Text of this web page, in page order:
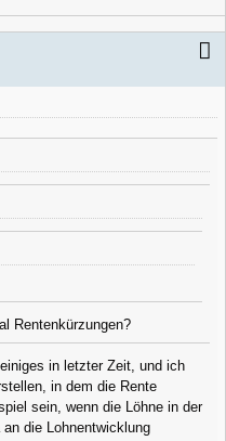
Rentenkürzungen?
in letzter Zeit, und ich
in dem die Rente
sein, wenn die Löhne in der
die Lohnentwicklung